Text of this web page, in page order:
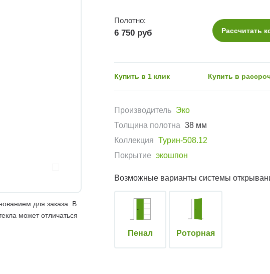
для заказа. В
может отличаться
Полотно:
6 750 руб Рассчитать
Купить в 1 клик Купить в
Производитель Эко
Толщина полотна 38 мм
Коллекция Турин-508.12
Покрытие экошпон
Возможные варианты системы
Пенал Роторная